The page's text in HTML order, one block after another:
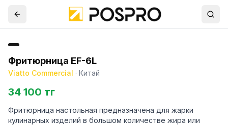
Фритюрница EF-6L
Viatto Commercial · Китай
34 100 тг
Фритюрница настольная предназначена для жарки
кулинарных изделий в большом количестве жира или